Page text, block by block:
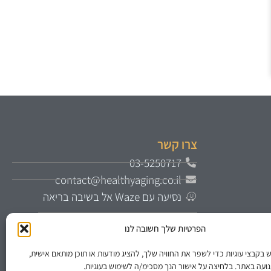
הפרטיות שלך חשובה לנו
עוגיות כדי לשפר את החוויה שלך, להציג מודעות או תוכן מותאם אישית,
באתר. בלחיצה על אישור הנך מסכימ/ה לשימוש בעוגיות.
צרו קשר
03-5250717
contact@healthyaging.co.il
נסיעה עם Waze אל בשיבה בריאה
כתובת
מהחניון העליון